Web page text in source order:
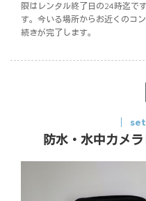
限はレンタル終了日の24時迄で
す。今いる場所からお近くのコ
続きが完了します。
防水・水中カメ